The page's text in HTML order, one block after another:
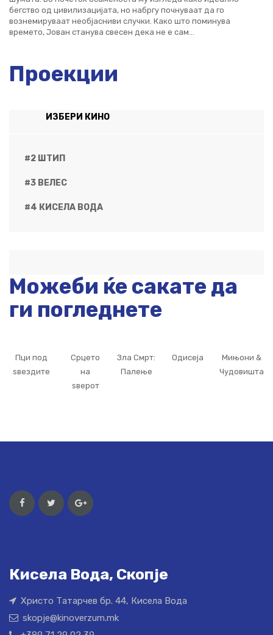
бегство од цивилизацијата, но набргу почнуваат да го
вознемируваат необјасниви случки. Како што поминува
времето, Јован станува свесен дека не е сам…
Проекции
ИЗБЕРИ КИНО
#2 ШТИП
#3 ВЕЛЕС
#4 КИСЕЛА ВОДА
Можеби ќе сакате да
ги погледнете
Пци под
ѕвездите
Срцето
на
ѕверот
Зла Смрт:
Палење
Одисеја
Мињони &
Чудовишта
Кисела Вода, Скопје
Христо Татарчев бр. 44, Кисела Вода
skopje@kinoverzum.mk